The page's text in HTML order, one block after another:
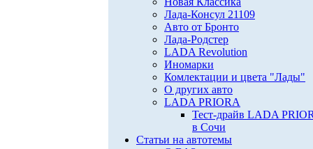
Лада-Консул 21109
Авто от Бронто
Лада-Родстер
LADA Revolution
Иномарки
Комлектации и цвета "Лады"
О других авто
LADA PRIORA
Тест-драйв LADA
в Сочи
Статьи на автотемы